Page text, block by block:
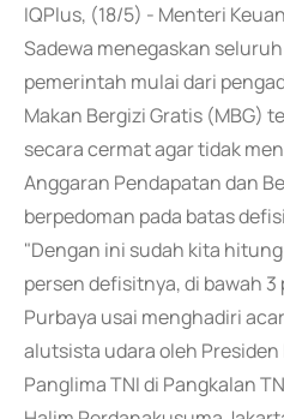
IQPlus, (18/5) - Menteri
Sadewa menegaskan
pemerintah mulai dari
Makan Bergizi Gratis (MBG)
secara cermat agar tidak
Anggaran Pendapatan dan
berpedoman pada batas
"Dengan ini sudah kita
persen defisitnya, di bawah 3
Purbaya usai menghadiri
alutsista udara oleh
Panglima TNI di Pangkalan